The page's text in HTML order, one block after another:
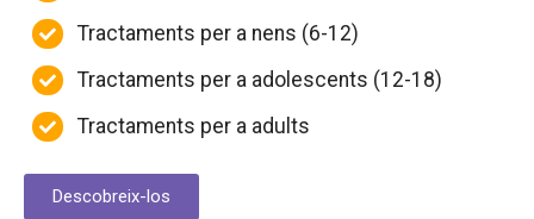
Tractaments per a nens (6-12)
Tractaments per a adolescents (12-18)
Tractaments per a adults
Descobreix-los